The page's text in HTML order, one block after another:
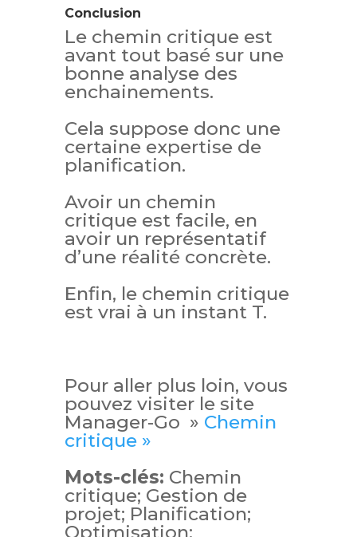
Conclusion
Le chemin critique est
avant tout basé sur une
bonne analyse des
enchainements.
Cela suppose donc une
certaine expertise de
planification.
Avoir un chemin
critique est facile, en
avoir un représentatif
d’une réalité concrète.
Enfin, le chemin critique
est vrai à un instant T.
Pour aller plus loin, vous
pouvez visiter le site
Manager-Go » Chemin
critique »
Mots-clés: Chemin
critique; Gestion de
projet; Planification;
Optimisation;